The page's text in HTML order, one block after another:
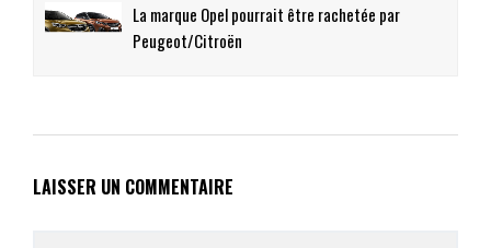
La marque Opel pourrait être rachetée par
Peugeot/Citroën
LAISSER UN COMMENTAIRE